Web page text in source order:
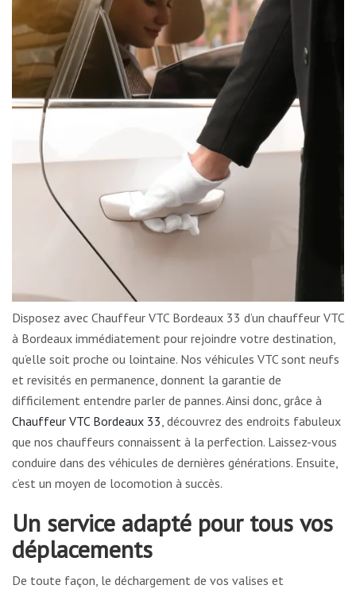
Disposez avec Chauffeur VTC Bordeaux 33 d’un chauffeur VTC
à Bordeaux immédiatement pour rejoindre votre destination,
qu’elle soit proche ou lointaine. Nos véhicules VTC sont neufs
et revisités en permanence, donnent la garantie de
difficilement entendre parler de pannes. Ainsi donc, grâce à
Chauffeur VTC Bordeaux 33, découvrez des endroits fabuleux
que nos chauffeurs connaissent à la perfection. Laissez-vous
conduire dans des véhicules de dernières générations. Ensuite,
c’est un moyen de locomotion à succès.
Un service adapté pour tous vos
déplacements
De toute façon, le déchargement de vos valises et